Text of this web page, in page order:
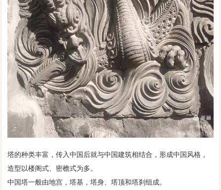
塔的种类丰富，传入中国后就与中国建筑相结合，形成中国风格，
造型以楼阁式、密檐式为多。
中国塔一般由地宫，塔基，塔身、塔顶和塔刹组成。